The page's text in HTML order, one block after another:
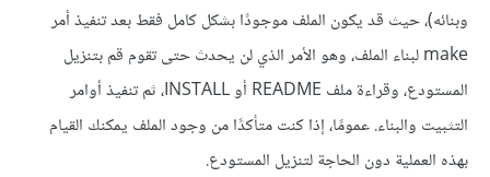
وبنائه)، حيث قد يكون الملف موجودًا بشكل كامل فقط بعد تنفيذ أمر
make لبناء الملف، وهو الأمر الذي لن يحدث حتى تقوم قم بتنزيل
المستودع، وقراءة ملف README أو INSTALL، ثم تنفيذ أوامر
التثبيت والبناء. عمومًا، إذا كنت متأكدًا من وجود الملف يمكنك القيام
بهذه العملية دون الحاجة لتنزيل المستودع.